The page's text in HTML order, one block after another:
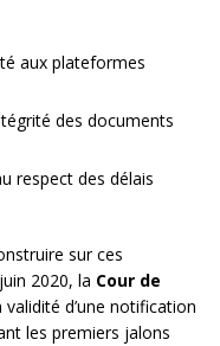
aux plateformes
des documents
respect des délais
sur ces
2020, la Cour de
d’une notification
les premiers jalons